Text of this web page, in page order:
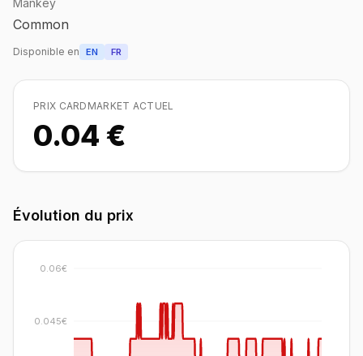
Mankey
Common
Disponible en EN FR
PRIX CARDMARKET ACTUEL
0.04 €
Évolution du prix
0.045€
0.06€